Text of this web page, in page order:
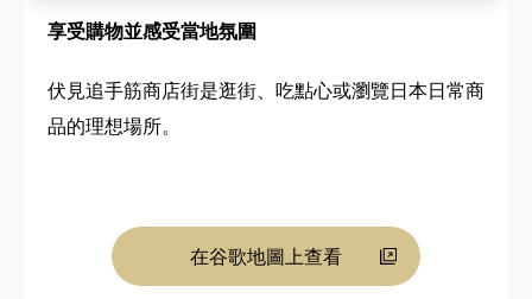
享受購物並感受當地氛圍
伏見追手筋商店街是逛街、吃點心或瀏覽日本日常商
品的理想場所。
在谷歌地圖上查看